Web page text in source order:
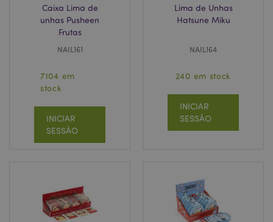
Caixa Lima de
unhas Pusheen
Frutas
NAIL161
7104 em
stock
INICIAR
SESSÃO
Lima de Unhas
Hatsune Miku
NAIL164
240 em stock
INICIAR
SESSÃO
mage-cache-storage-section-
Adobe Inc.
PHPSESSID
PHP.net
Google